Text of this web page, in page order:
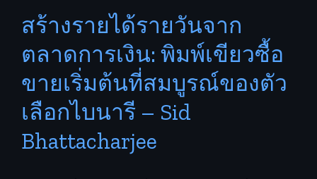
สร้างรายได้รายวันจาก
ตลาดการเงิน: พิมพ์เขียวซื้อ
ขายเริ่มต้นที่สมบูรณ์ของตัว
เลือกไบนารี – Sid
Bhattacharjee